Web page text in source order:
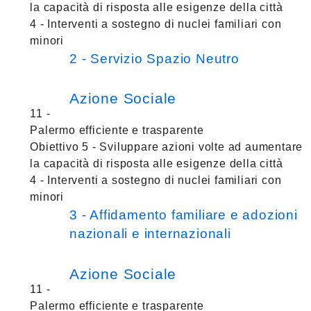
la capacità di risposta alle esigenze della città
4 - Interventi a sostegno di nuclei familiari con
minori
2 - Servizio Spazio Neutro
Azione Sociale
11 -
Palermo efficiente e trasparente
Obiettivo 5 - Sviluppare azioni volte ad aumentare
la capacità di risposta alle esigenze della città
4 - Interventi a sostegno di nuclei familiari con
minori
3 - Affidamento familiare e adozioni
nazionali e internazionali
Azione Sociale
11 -
Palermo efficiente e trasparente